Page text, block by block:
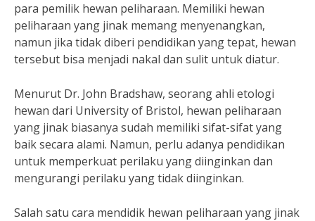
para pemilik hewan peliharaan. Memiliki hewan
peliharaan yang jinak memang menyenangkan,
namun jika tidak diberi pendidikan yang tepat, hewan
tersebut bisa menjadi nakal dan sulit untuk diatur.
Menurut Dr. John Bradshaw, seorang ahli etologi
hewan dari University of Bristol, hewan peliharaan
yang jinak biasanya sudah memiliki sifat-sifat yang
baik secara alami. Namun, perlu adanya pendidikan
untuk memperkuat perilaku yang diinginkan dan
mengurangi perilaku yang tidak diinginkan.
Salah satu cara mendidik hewan peliharaan yang jinak